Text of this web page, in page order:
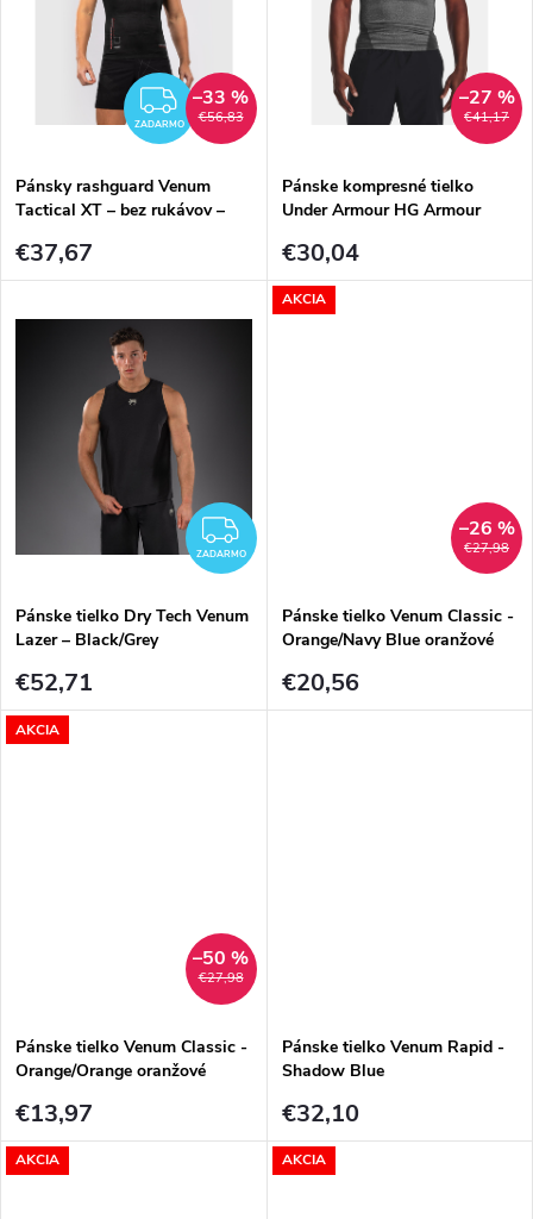
o
v
v
ZADARMO
ZADARMO €56,83
–33 %
Pánsky rashguard Venum
Tactical XT – bez rukávov –
€37,67
€41,17
–27 %
Pánske kompresné tielko
Under Armour HG Armour
€30,04
ZADARMO
ZADARMO
Pánske tielko Dry Tech Venum
Lazer – Black/Grey
€52,71
AKCIA
€27,98
–26 %
Pánske tielko Venum Classic -
Orange/Navy Blue oranžové
€20,56
AKCIA
€27,98
–50 %
Pánske tielko Venum Classic -
Orange/Orange oranžové
€13,97
Pánske tielko Venum Rapid -
Shadow Blue
€32,10
AKCIA AKCIA